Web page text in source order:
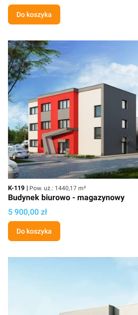
Do koszyka
Kod
K-119 Powierzchnia użytkowa
Pow. uż.: 1440,17 m²
Budynek biurowo - magazynowy
Cena projektu
5 900,00 zł
Do koszyka